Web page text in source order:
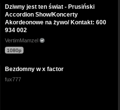
Dziwny jest ten świat - Prusiński
Accordion Show/Koncerty
Akordeonowe na żywo/ Kontakt: 600
934 002
VertimMamzel
1080p
Bezdomny w x factor
fux777